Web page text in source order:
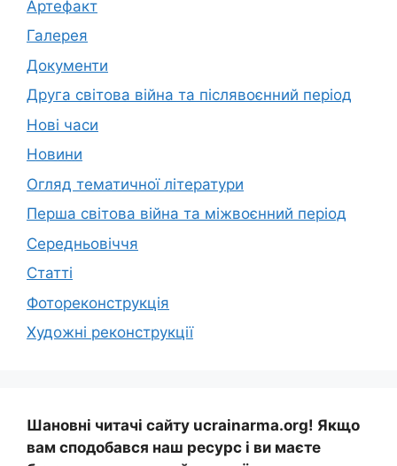
Артефакт
Галерея
Документи
Друга світова війна та післявоєнний період
Нові часи
Новини
Огляд тематичної літератури
Перша світова війна та міжвоєнний період
Середньовіччя
Статті
Фотореконструкція
Художні реконструкції
Шановні читачі сайту ucrainarma.org! Якщо
вам сподобався наш ресурс і ви маєте